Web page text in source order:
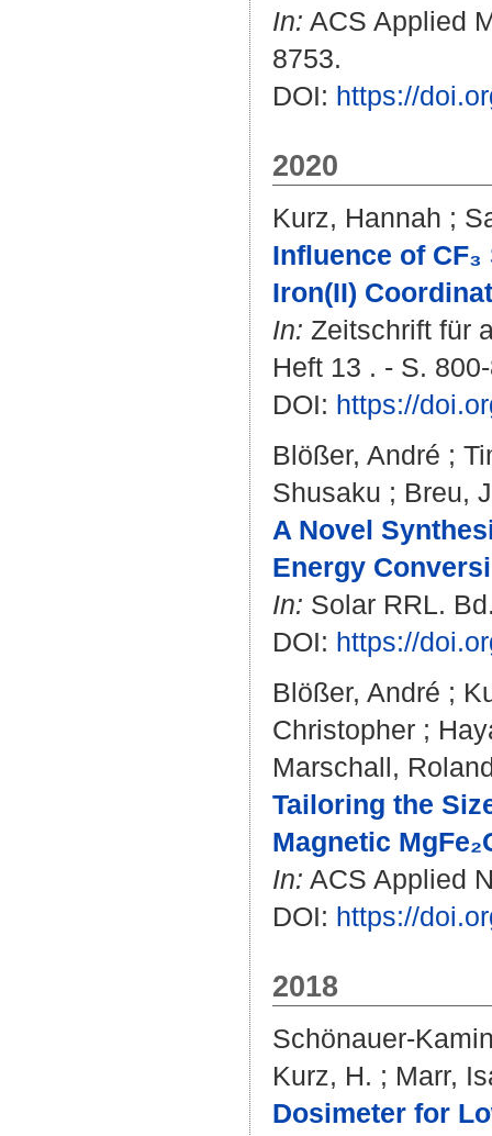
In: ACS Applied
8753.
DOI: https://
2020
Kurz, Hannah ;
Influence of
Iron(II)
In: Zeitschrift für
Heft 13 . - S.
DOI: https://
Blößer, André ;
Shusaku ; Breu,
A Novel
Energy
In: Solar RRL.
DOI: https://
Blößer, André ;
Christopher ;
Marschall,
Tailoring the
Magnetic
In: ACS Applied
DOI: https://
2018
Schönauer-
Kurz, H. ; Marr,
Dosimeter for